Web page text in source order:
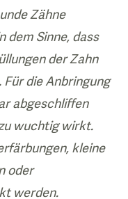
Zähne
dem Sinne, dass
der Zahn
die Anbringung
abgeschliffen
wuchtig wirkt.
kleine
oder
werden.